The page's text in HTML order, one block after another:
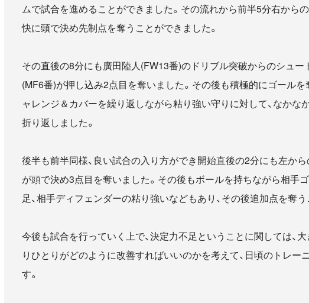
ムで試合を進めることができました。その流れから前半5分右から
快に頭で決め先制点を奪うことができました。
その直後の8分にも廣田陸人(FW13番)のドリブル突破からのシュ
(MF6番)が押し込み2点目を奪いました。その後も積極的にゴール
ャレンジ＆カバーを繰り返しながら粘り強い守りに対して、なかな
折り返しました。
後半も前半同様、良い試合の入り方ができ開始直後の2分にも左か
が頭で決め3点目を奪いました。その後もボールを持ちながら相手
足、相手ディフェンダーの粘り強いなどもあり、その後追加点を奪
今後も試合を行っていく上で、決定力不足ということに関しては、
りひとりがどのように改善すればいいのかを考えて、日頃のトレー
す。